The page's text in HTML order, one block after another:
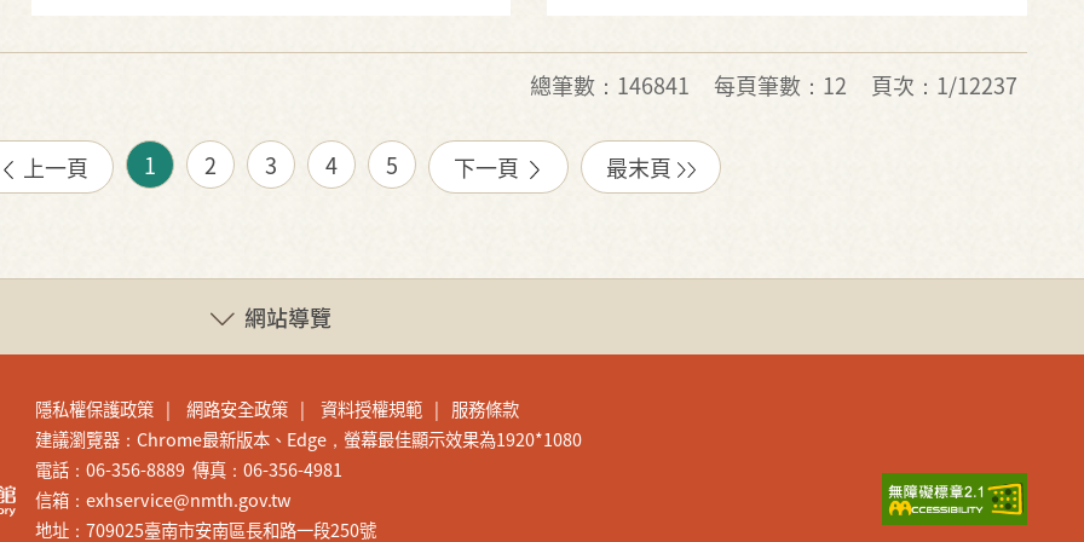
總筆數：146841 每頁筆數：12 頁次：1/12237
上一頁 1 2 3 4 5 下一頁 最末頁
網站導覽
隱私權保護政策 網路安全政策 資料授權規範
服務條款
建議瀏覽器：Chrome最新版本、Edge，螢幕最佳顯示效果為1920*1080
電話：06-356-8889 傳真：06-356-4981
信箱：exhservice@nmth.gov.tw
地址：709025臺南市安南區長和路一段250號